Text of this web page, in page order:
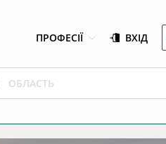
ПРОФЕСІЇ ВХІД